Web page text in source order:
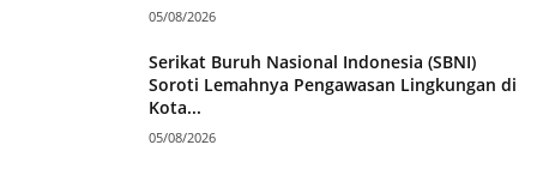
05/08/2026
Serikat Buruh Nasional Indonesia (SBNI)
Soroti Lemahnya Pengawasan Lingkungan di
Kota...
05/08/2026